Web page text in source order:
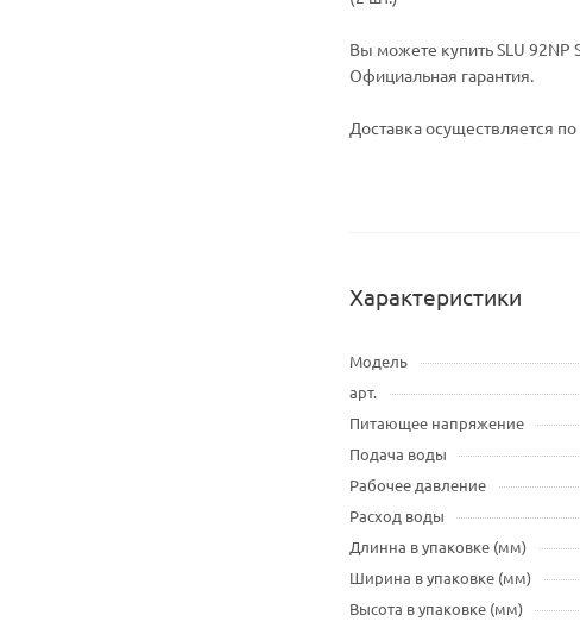
Вы можете купить SLU 92NP
Официальная гарантия.
Доставка осуществляется
Характеристики
Модель
арт.
Питающее напряжение
Подача воды
Рабочее давление
Расход воды
Длинна в упаковке (мм)
Ширина в упаковке (мм)
Высота в упаковке (мм)